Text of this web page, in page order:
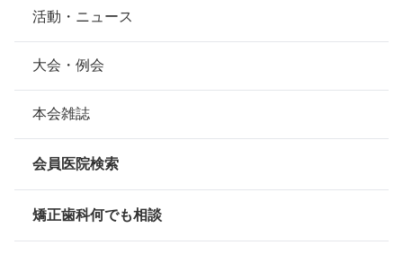
基本理念
組織について
本会の歴史
情報公開
安心して治療を受けていただくための「6つの指針」
安心できる矯正歯科治療契約のための「7つの提言」
矯正歯科治療について
活動・ニュース
大会・例会
本会雑誌
会員医院検索
矯正歯科何でも相談
椿矯正歯科クリニック
所在地
神奈川県小田原市南鴨宮3-27-7
電話番号 0465-49-1180